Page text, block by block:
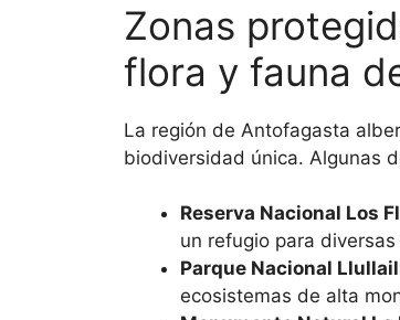
Zonas
flora y fauna
La región de Antofagasta
biodiversidad única. Algunas
Reserva Nacional Los
un refugio para
Parque Nacional
ecosistemas de alta